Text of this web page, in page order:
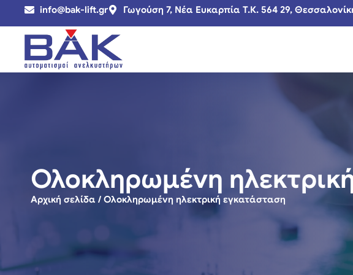
info@bak-lift.gr Γωγούση 7, Νέα Ευκαρπία Τ.Κ. 564 29,
Ολοκληρωμένη
Αρχική σελίδα / Ολοκληρωμένη ηλεκτρική εγκατάσταση